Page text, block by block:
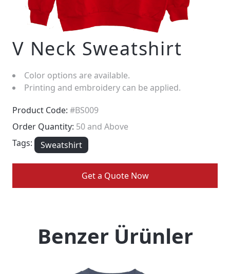
V Neck Sweatshirt
Color options are available.
Printing and embroidery can be applied.
Product Code: #BS009
Order Quantity: 50 and Above
Tags:
Sweatshirt
Get a Quote Now
Benzer Ürünler